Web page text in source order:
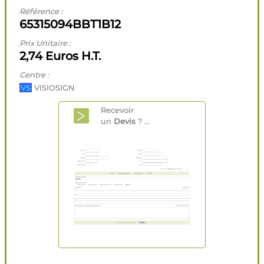
Référence :
65315094BBT1B12
Prix Unitaire :
2,74 Euros H.T.
Centre :
VS VISIOSIGN
Recevoir
un Devis ? ...